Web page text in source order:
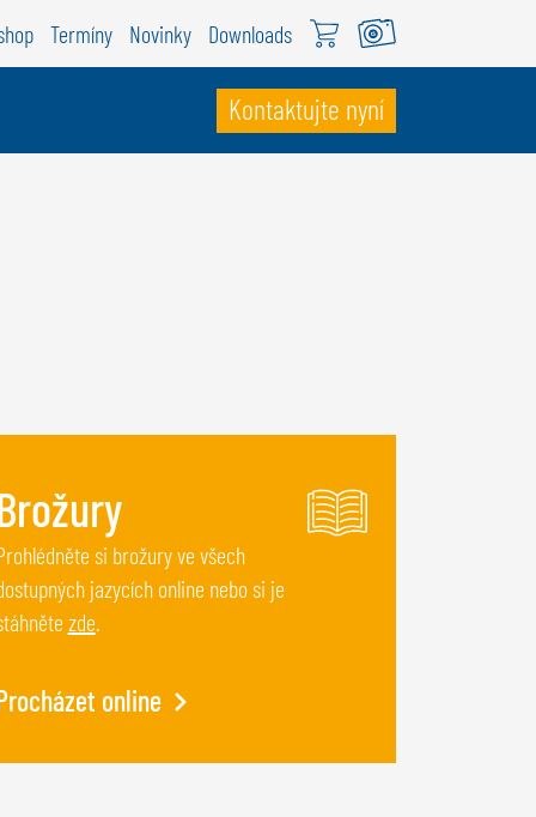
Termíny Novinky Downloads
Kontaktujte nyní
si brožury ve všech
jazycích online nebo si je
zde.
online